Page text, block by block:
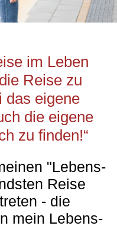
im Leben
Reise zu
das eigene
die eigene
zu finden!“
"Lebens-
Reise
- die
mein Lebens-